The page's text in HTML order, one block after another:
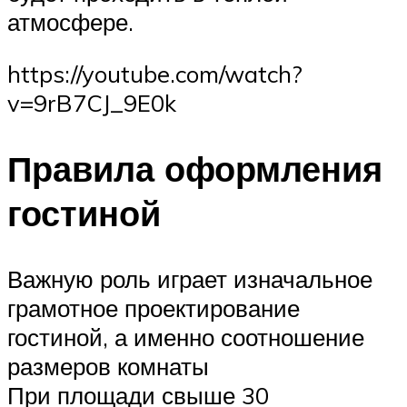
атмосфере.
https://youtube.com/watch?
v=9rB7CJ_9E0k
Правила оформления
гостиной
Важную роль играет изначальное
грамотное проектирование
гостиной, а именно соотношение
размеров комнаты
При площади свыше 30